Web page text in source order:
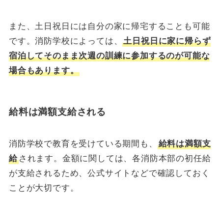
また、土日祝日には自分の家に帰宅することも可能
です。消防学校によっては、土日祝日に家に帰らず
宿泊してそのまま次週の訓練に参加するのが可能な
場合もあります。
給料は満額支給される
消防学校で教育を受けている期間も、
給料は満額支
給されます。金額に関しては、各消防本部の初任給
が支給されるため、公式サイトなどで確認しておく
ことが大切です。